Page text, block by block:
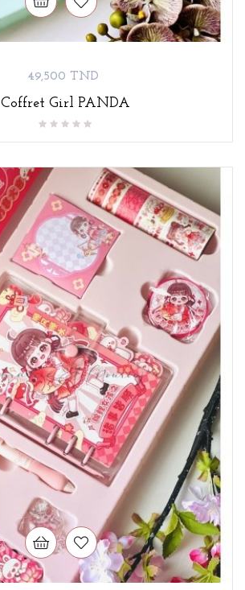
Prix
49,500 TND
Coffret Girl PANDA